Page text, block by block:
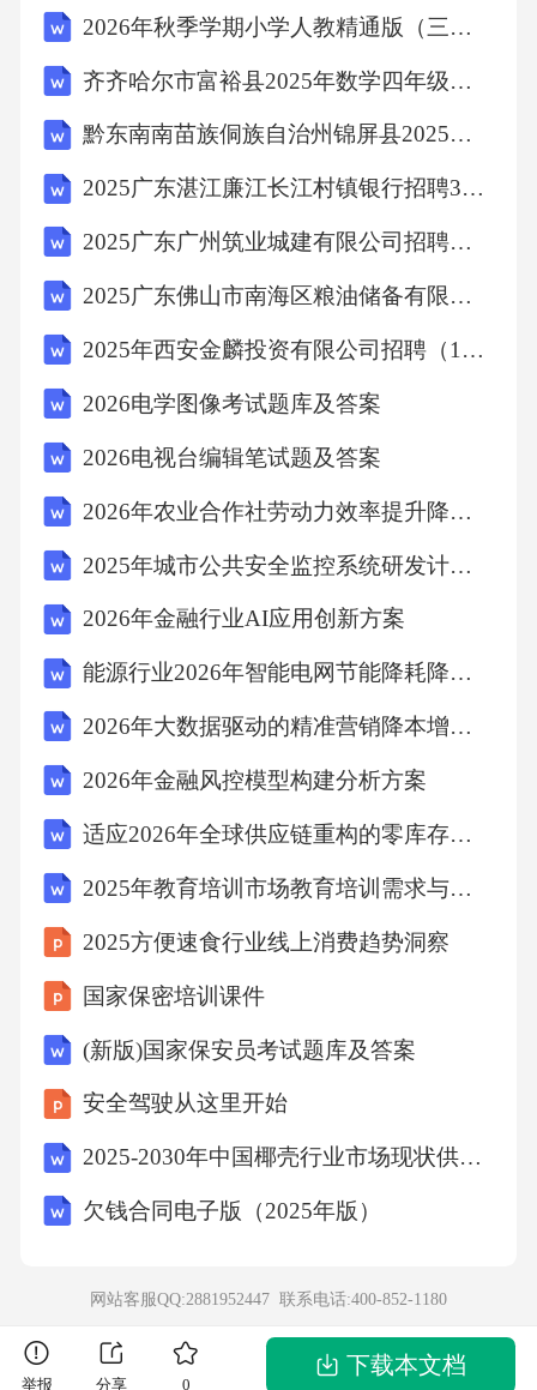
业报告（如IDC、Canalys、艾瑞咨询）、学术
论文（涉及AI算法、消费者行为等领域）及政
-**数据分析法**：收集2018-2023年全球及主要
区域智能音箱出货量、市场规模、用户数量、
模型）、回归分析（影响因素相关性检验）等
方法预测2025年市场规模；采用波特五力模型
分析行业竞争格局。
-**专家访谈法**：访谈10位行业专家（包括企
业高管、技术专家、学者），对技术突破时
点、市场渗透率、政策影响等关键参数进行修
正，提升预测精度。
-**案例分析法**：选取亚马逊Echo、百度小
度、小米小爱音箱等典型案例，分析其成功经
验与失败教训，提炼可复制的商业模式。
技术路线为：“数据收集→数据处理与清洗→模
型构建与验证→结果分析与敏感性测试→报告
命周期模型（TAM模型）预测用户渗透率，结
合技术成熟度曲线（GartnerHypeCycle）判断技
术落地时序，并通过敏感性分析测试核心变量
（如语音识别准确率、智能家居渗透率）对预
1.5报告结构与主要内容
第二章“智能音箱市场现状与驱动因素分析”，从
2026年秋季学期小学人教精通版（三起）（新教材） 英语六年级上册教学计划含进度表
齐齐哈尔市富裕县2025年数学四年级下学期期末学业质量监测试题（含答案）
黔东南南苗族侗族自治州锦屏县2025届数学三年级下学期期末考试模拟试题（含解析）
2025广东湛江廉江长江村镇银行招聘3人笔试历年典型考题及考点剖析附带答案详解
2025广东广州筑业城建有限公司招聘人员（第二批）笔试人员及安排笔试历年备考题库附带答案详解
2025广东佛山市南海区粮油储备有限公司招聘2人笔试历年常考点试题专练附带答案详解
2025年西安金麟投资有限公司招聘（12人）笔试历年典型考点题库附带答案详解
2026电学图像考试题库及答案
2026电视台编辑笔试题及答案
2026年农业合作社劳动力效率提升降本增效项目分析方案
2025年城市公共安全监控系统研发计划书可行性研究报告
2026年金融行业AI应用创新方案
能源行业2026年智能电网节能降耗降本增效项目分析方案
2026年大数据驱动的精准营销降本增效项目分析方案
2026年金融风控模型构建分析方案
适应2026年全球供应链重构的零库存管理优化方案
2025年教育培训市场教育培训需求与教育培训产业政策适应性可行性研究报告
2025方便速食行业线上消费趋势洞察
国家保密培训课件
(新版)国家保安员考试题库及答案
安全驾驶从这里开始
2025-2030年中国椰壳行业市场现状供需分析及投资评估规划分析研究报告
欠钱合同电子版（2025年版）
网站客服QQ:2881952447 联系电话:400-852-1180
举报 分享 0
下载本文档